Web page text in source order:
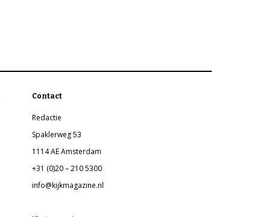
Contact
Redactie
Spaklerweg 53
1114 AE Amsterdam
+31 (0)20 – 210 5300
info@kijkmagazine.nl